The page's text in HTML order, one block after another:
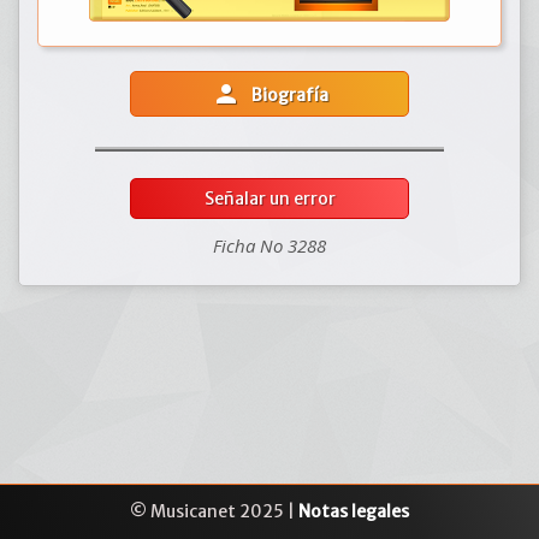
person Biografía
Señalar un error
Ficha No 3288
© Musicanet 2025 | Notas legales